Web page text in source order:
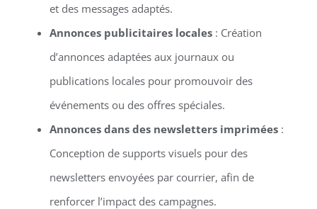
et des messages adaptés.
Annonces publicitaires locales: Création
d’annonces adaptées aux journaux ou
publications locales pour promouvoir des
événements ou des offres spéciales.
Annonces dans des newsletters imprimées:
Conception de supports visuels pour des
newsletters envoyées par courrier, afin de
renforcer l’impact des campagnes.